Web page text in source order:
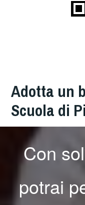
Adotta un
Scuola di
Con
potrai